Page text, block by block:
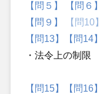
【問５】
【問６】
【問９】
【問10】
【問13】
【問14】
・法令上の制限
【問15】 【問16】